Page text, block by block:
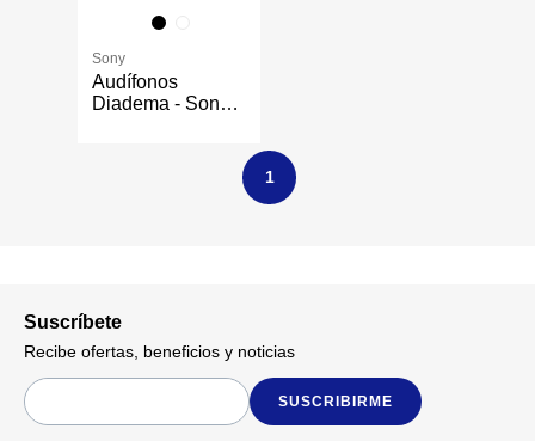
Sony
Audífonos
Diadema - Sony
1
Suscríbete
Recibe ofertas, beneficios y noticias
SUSCRIBIRME